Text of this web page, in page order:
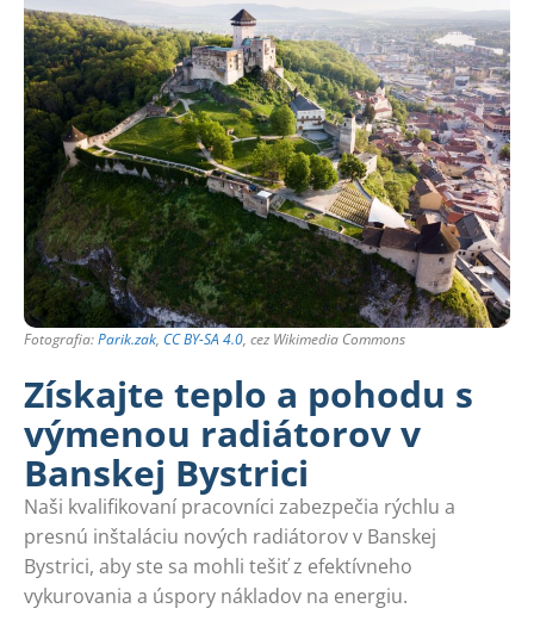
Fotografia:Parik.zak, CC BY-SA 4.0, cez Wikimedia Commons
Získajte teplo a pohodu s
výmenou radiátorov v
Banskej Bystrici
Naši kvalifikovaní pracovníci zabezpečia rýchlu a
presnú inštaláciu nových radiátorov v Banskej
Bystrici, aby ste sa mohli tešiť z efektívneho
vykurovania a úspory nákladov na energiu.